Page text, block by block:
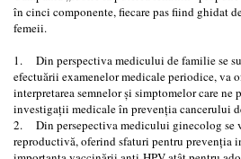
în cinci componente, fiecare pas fiind ghidat
femeii.
1. Din perspectiva medicului de familie se
efectuării examenelor medicale periodice, va
interpretarea semnelor și simptomelor care ne
investigații medicale în prevenția cancerului
2. Din persepectiva medicului ginecolog se
reproductivă, oferind sfaturi pentru